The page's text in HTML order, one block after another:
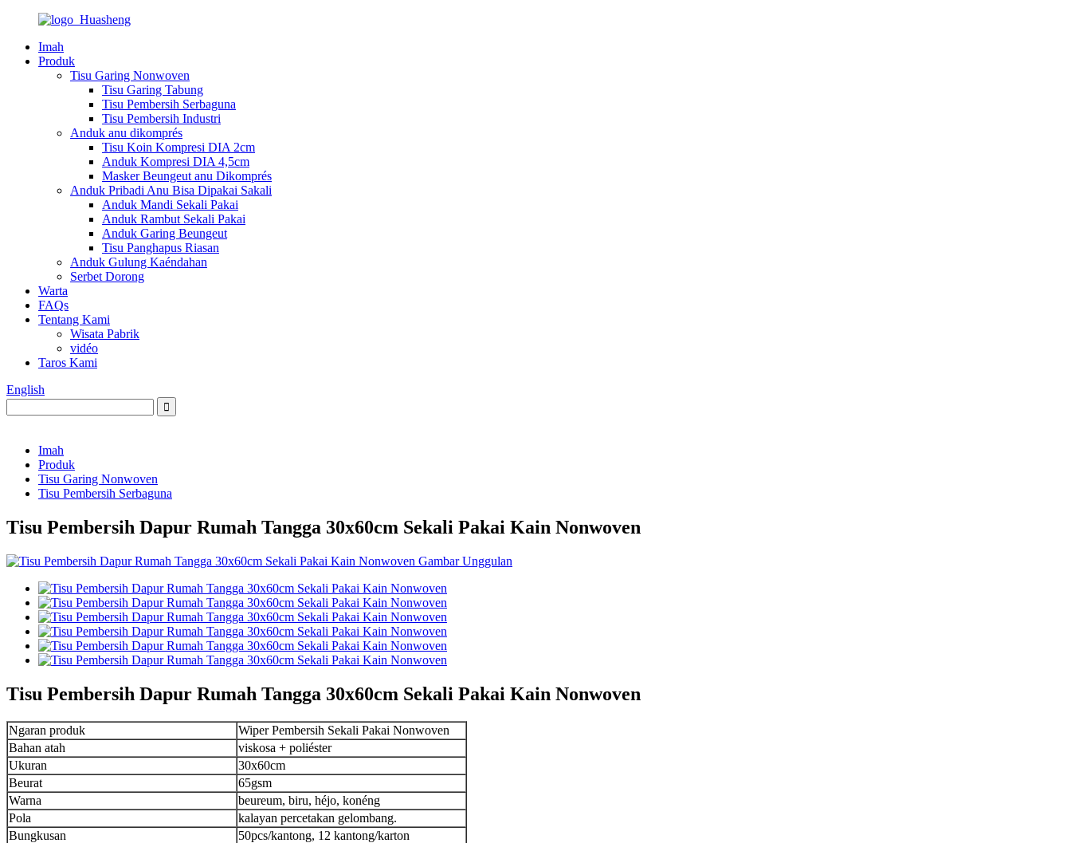
Imah
Produk
Tisu Garing Nonwoven
Tisu Garing Tabung
Tisu Pembersih Serbaguna
Tisu Pembersih Industri
Anduk anu dikomprés
Tisu Koin Kompresi DIA 2cm
Anduk Kompresi DIA 4,5cm
Masker Beungeut anu Dikomprés
Anduk Pribadi Anu Bisa Dipakai Sakali
Anduk Mandi Sekali Pakai
Anduk Rambut Sekali Pakai
Anduk Garing Beungeut
Tisu Panghapus Riasan
Anduk Gulung Kaéndahan
Serbet Dorong
Warta
FAQs
Tentang Kami
Wisata Pabrik
vidéo
Taros Kami
English
Imah
Produk
Tisu Garing Nonwoven
Tisu Pembersih Serbaguna
Tisu Pembersih Dapur Rumah Tangga 30x60cm Sekali Pakai Kain Nonwoven
Tisu Pembersih Dapur Rumah Tangga 30x60cm Sekali Pakai Kain Nonwoven
Ngaran produk
Wiper Pembersih Sekali Pakai Nonwoven
Bahan atah
viskosa + poliéster
Ukuran
30x60cm
Beurat
65gsm
Warna
beureum, biru, héjo, konéng
Pola
kalayan percetakan gelombang.
Bungkusan
50pcs/kantong, 12 kantong/karton